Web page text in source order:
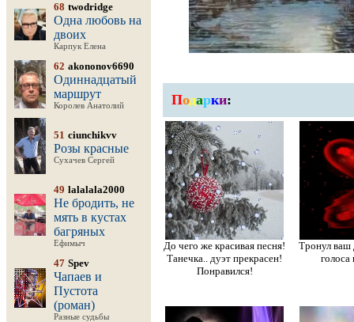
68 twodridge
Одна любовь на
двоих
Карпук Елена
62 akononov6690
Одиннадцатый
маршрут
Королев Анатолий
51 ciunchikvv
Розы красные
Сухачев Сергей
49 lalalala2000
Не бродить, не
мять в кустах
багряных
Ефимыч
47 Spev
Чапаев и
Пустота
(роман)
Разные судьбы
Подарки:
До чего же красивая песня!
Танечка.. дуэт прекрасен!
Понравился!
Тронул ваш
голоса